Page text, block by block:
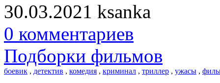
30.03.2021 ksanka
0 комментариев
Подборки фильмов
боевик , детектив , комедия , криминал , триллер , ужасы ,